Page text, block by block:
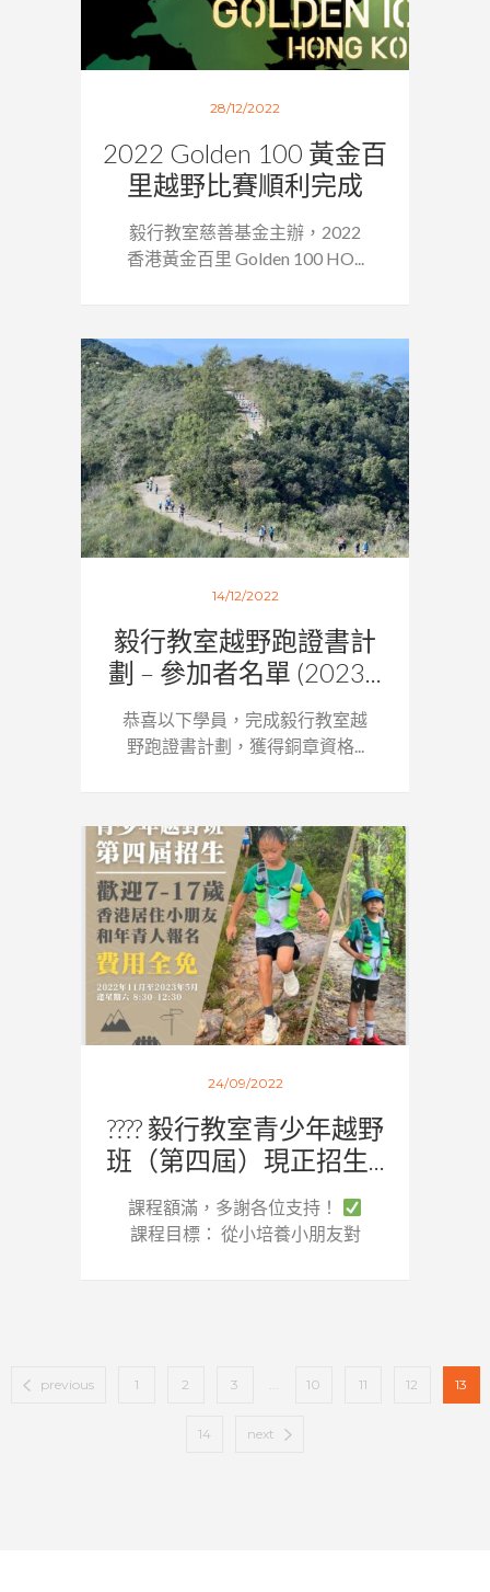
28/12/2022
2022 Golden 100 黃金百
里越野比賽順利完成
毅行教室慈善基金主辦，2022
香港黃金百里 Golden 100 HO...
14/12/2022
毅行教室越野跑證書計
劃 – 參加者名單 (2023...
恭喜以下學員，完成毅行教室越
野跑證書計劃，獲得銅章資格...
24/09/2022
???? 毅行教室青少年越野
班（第四屆）現正招生...
課程額滿，多謝各位支持！
課程目標： 從小培養小朋友對
previous 1 2 3 ... 10 11 12 13
14 next